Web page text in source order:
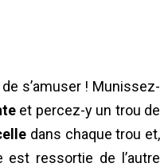
s’amuser ! Munissez-
et percez-y un trou de
dans chaque trou et,
ressortie de l’autre